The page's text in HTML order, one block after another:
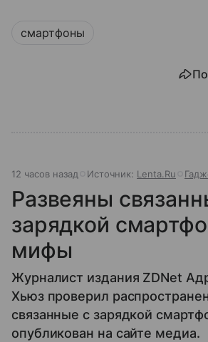
смартфоны
12 часов назад Источник: Lenta.Ru
Развеяны
зарядкой
мифы
Журналист издания ZDNet
Хьюз проверил
связанные с зарядкой
опубликован на сайте медиа.